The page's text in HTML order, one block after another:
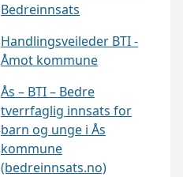
Bedreinnsats
Handlingsveileder BTI -
Åmot kommune
Ås – BTI – Bedre
tverrfaglig innsats for
barn og unge i Ås
kommune
(bedreinnsats.no)